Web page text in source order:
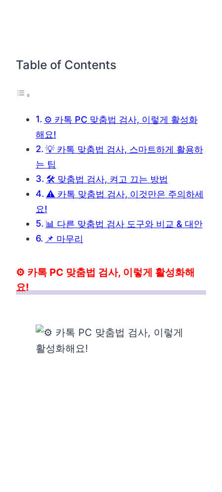
Table of Contents
⚙️ 카톡 PC 맞춤법 검사, 이렇게 활성화
해요!
💡 카톡 맞춤법 검사, 스마트하게 활용하
는 팁
🛠️ 맞춤법 검사, 켜고 끄는 방법
⚠️ 카톡 맞춤법 검사, 이것만은 주의하세
요!
📊 다른 맞춤법 검사 도구와 비교 & 대안
📌 마무리
⚙️ 카톡 PC 맞춤법 검사, 이렇게 활성화해
요!